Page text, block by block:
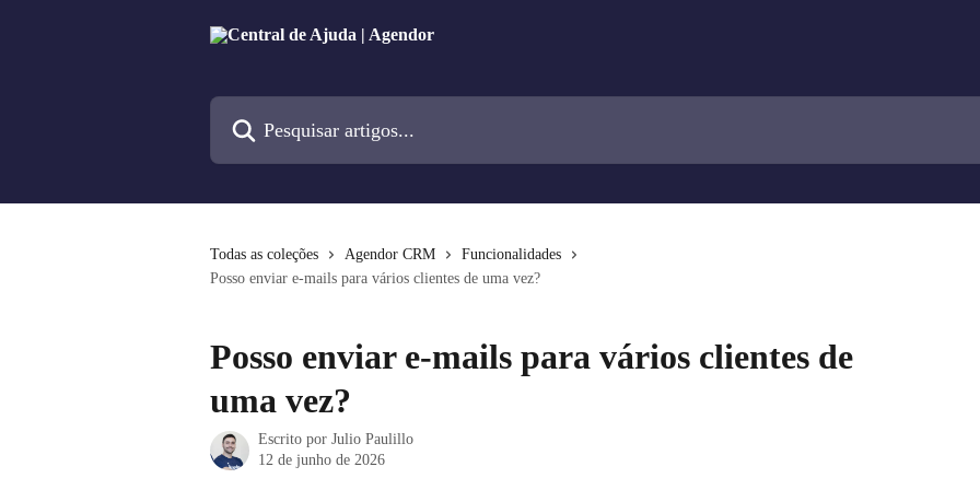
Todas as coleções Agendor CRM
Funcionalidades
Posso enviar e-mails para vários clientes de uma vez?
Posso enviar e-mails para vários clientes de
uma vez?
Escrito por Julio Paulillo
12 de junho de 2026